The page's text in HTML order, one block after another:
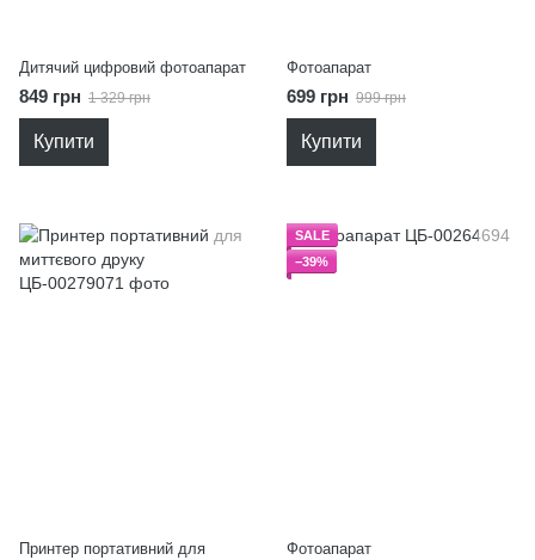
Дитячий цифровий фотоапарат
849 грн 1 329 грн
Купити
Фотоапарат
699 грн 999 грн
Купити
Принтер портативний для
SALE
−39%
Фотоапарат